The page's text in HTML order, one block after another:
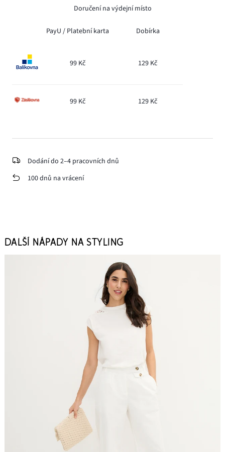
Doručení na výdejní místo
PayU / Platební karta Dobírka
99 Kč 129 Kč
99 Kč 129 Kč
Dodání do 2–4 pracovních dnů
100 dnů na vrácení
DALŠÍ NÁPADY NA STYLING